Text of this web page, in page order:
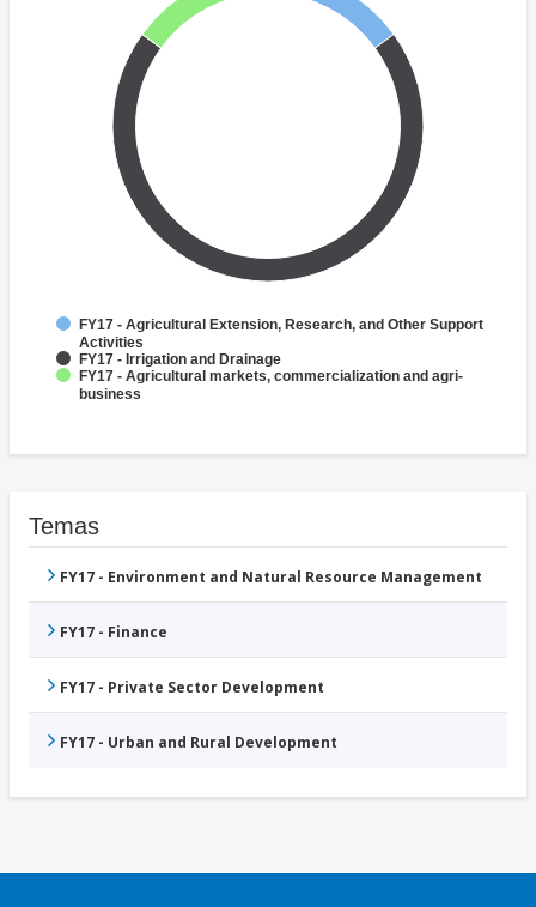
FY17 - Agricultural Extension, Research, and Other Support
Activities
FY17 - Irrigation and Drainage
FY17 - Agricultural markets, commercialization and agri-
business
Temas
FY17 - Environment and Natural Resource Management
FY17 - Finance
FY17 - Private Sector Development
FY17 - Urban and Rural Development